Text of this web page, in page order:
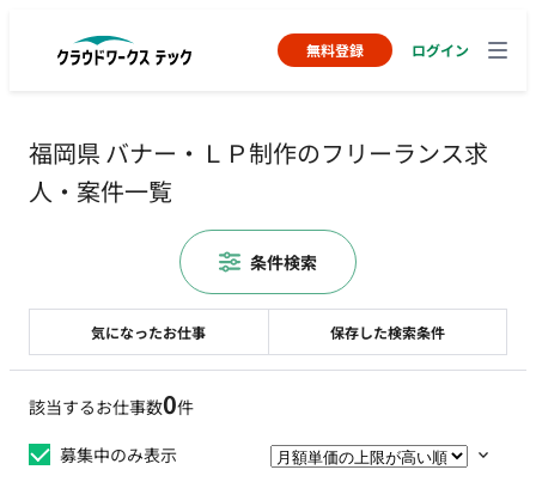
無料登録 ログイン
福岡県 バナー・ＬＰ制作のフリーランス求
人・案件一覧
該当するお仕事数0件
募集中のみ表示
気になったお仕事 保存した検索条件
条件検索